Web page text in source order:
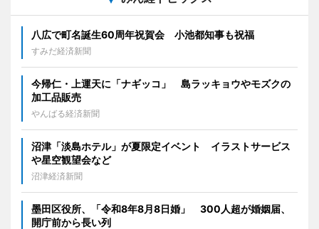
八広で町名誕生60周年祝賀会 小池都知事も祝福
すみだ経済新聞
今帰仁・上運天に「ナギッコ」 島ラッキョウやモズクの
加工品販売
やんばる経済新聞
沼津「淡島ホテル」が夏限定イベント イラストサービス
や星空観望会など
沼津経済新聞
墨田区役所、「令和8年8月8日婚」 300人超が婚姻届、
開庁前から長い列